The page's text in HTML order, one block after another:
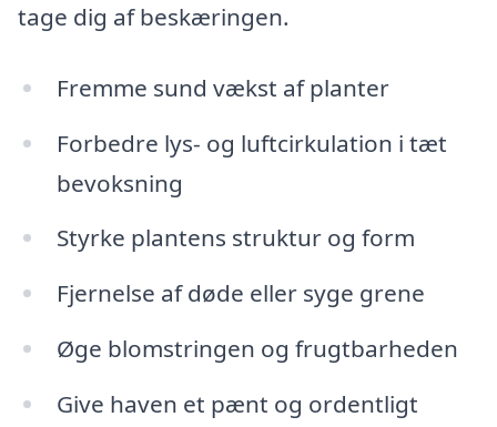
tage dig af beskæringen.
Fremme sund vækst af planter
Forbedre lys- og luftcirkulation i tæt
bevoksning
Styrke plantens struktur og form
Fjernelse af døde eller syge grene
Øge blomstringen og frugtbarheden
Give haven et pænt og ordentligt